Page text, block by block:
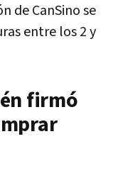
de CanSino se
entre los 2 y
firmó